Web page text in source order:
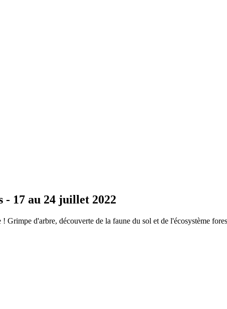
17 au 24 juillet 2022
d'arbre, découverte de la faune du sol et de l'écosystème